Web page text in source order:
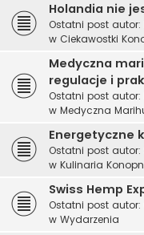
Holandia nie
Ostatni post autor:
w Ciekawostki
Medyczna
regulacje i
Ostatni post autor:
w Medyczna
Energetyczne
Ostatni post autor:
w Kulinaria
Swiss Hemp
Ostatni post autor:
w Wydarzenia